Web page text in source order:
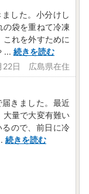
※別タブで開か
】
ません。
請書をダウンロ
翌年の1月10日
の為、郵送でご
勧めします。
した。小分けし
の袋を重ねて冷凍
これを外すために
... 続きを読む
22日 広島県在住
きました。最近
大量で大変有難い
ので、前日に冷
続きを読む